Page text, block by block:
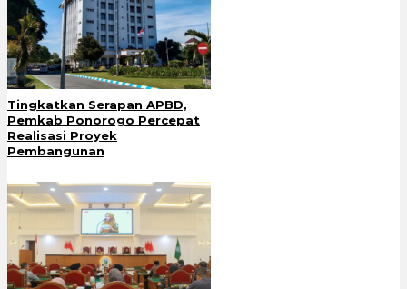
Tingkatkan Serapan APBD,
Pemkab Ponorogo Percepat
Realisasi Proyek
Pembangunan